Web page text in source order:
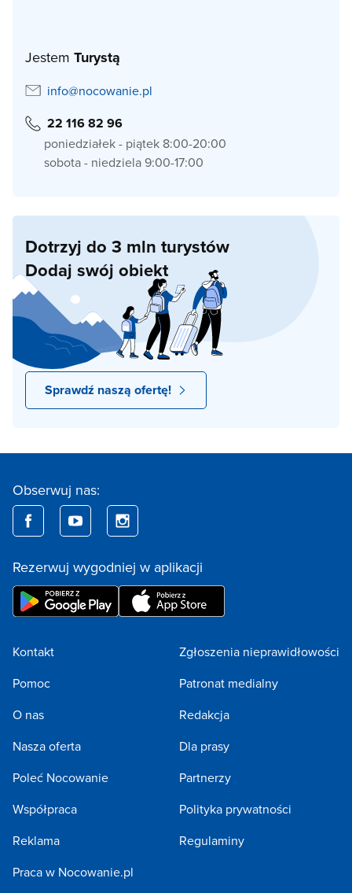
Jestem Turystą
info@nocowanie.pl
22 116 82 96
poniedziałek - piątek 8:00-20:00
sobota - niedziela 9:00-17:00
Dotrzyj do 3 mln turystów
Dodaj swój obiekt
Sprawdź naszą ofertę!
Obserwuj nas:
Rezerwuj wygodniej w aplikacji
Kontakt
Pomoc
O nas
Nasza oferta
Poleć Nocowanie
Współpraca
Reklama
Praca w Nocowanie.pl
Zgłoszenia nieprawidłowości
Patronat medialny
Redakcja
Dla prasy
Partnerzy
Polityka prywatności
Regulaminy